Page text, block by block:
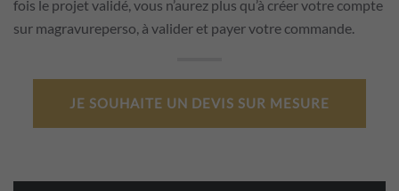
fois le projet validé, vous n’aurez plus qu’à créer votre compte
sur magravureperso, à valider et payer votre commande.
JE SOUHAITE UN DEVIS SUR MESURE